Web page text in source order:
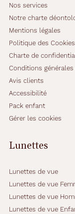
Nos services
Notre charte
Mentions légales
Politique des Cookies
Charte de
Conditions
Avis clients
Accessibilité
Pack enfant
Gérer les cookies
Lunettes
Lunettes de vue
Lunettes de vue
Lunettes de vue
Lunettes de vue